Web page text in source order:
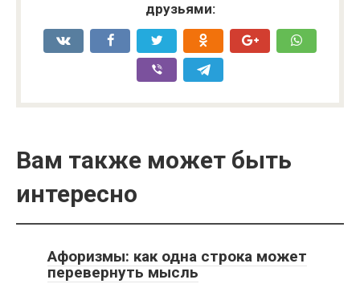
друзьями:
Вам также может быть
интересно
Афоризмы: как одна строка может
перевернуть мысль